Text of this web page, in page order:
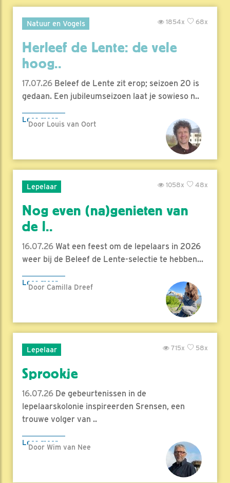
Natuur en Vogels 68x
1854x
Herleef de Lente: de vele
hoog..
17.07.26 Beleef de Lente zit erop; seizoen 20 is
gedaan. Een jubileumseizoen laat je sowieso n..
Lees meer
Door Louis van Oort
Lepelaar 48x
1058x
Nog even (na)genieten van
de l..
16.07.26 Wat een feest om de lepelaars in 2026
weer bij de Beleef de Lente-selectie te hebben...
Lees meer
Door Camilla Dreef
Lepelaar 58x
715x
Sprookje
16.07.26 De gebeurtenissen in de
lepelaarskolonie inspireerden Srensen, een
trouwe volger van ..
Lees meer
Door Wim van Nee